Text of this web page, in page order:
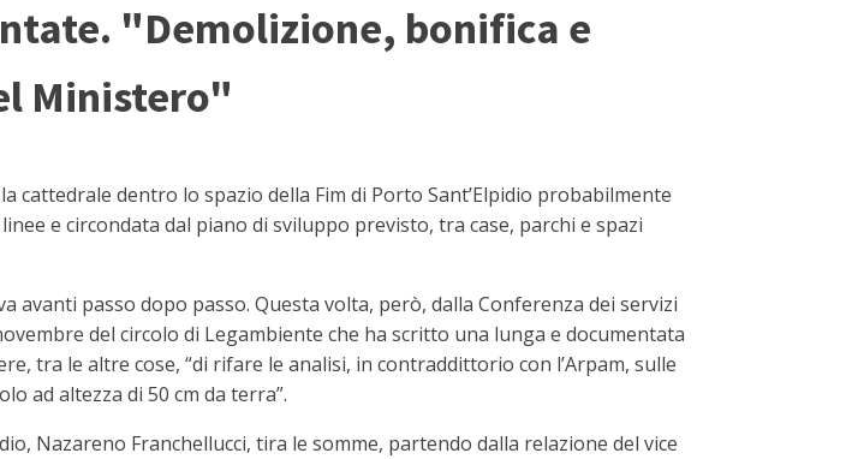
"Demolizione, bonifica e
Ministero"
cattedrale dentro lo spazio della Fim di Porto Sant’Elpidio probabilmente
e circondata dal piano di sviluppo previsto, tra case, parchi e spazi
avanti passo dopo passo. Questa volta, però, dalla Conferenza dei servizi
del circolo di Legambiente che ha scritto una lunga e documentata
tra le altre cose, “di rifare le analisi, in contraddittorio con l’Arpam, sulle
ad altezza di 50 cm da terra”.
Nazareno Franchellucci, tira le somme, partendo dalla relazione del vice